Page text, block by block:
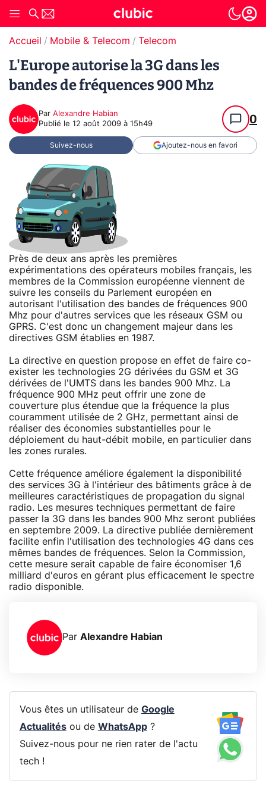
Accueil Mobile & Telecom Telecom
L'Europe autorise la 3G dans les
bandes de fréquences 900 Mhz
Par Alexandre Habian
Publié le 12 août 2009 à 15h49 0
Suivez-nous Ajoutez-nous en favori
Près de deux ans après les premières
expérimentations des opérateurs mobiles français, les
membres de la Commission européenne viennent de
suivre les conseils du Parlement européen en
autorisant l'utilisation des bandes de fréquences 900
Mhz pour d'autres services que les réseaux GSM ou
GPRS. C'est donc un changement majeur dans les
directives GSM établies en 1987.
La directive en question propose en effet de faire co-
exister les technologies 2G dérivées du GSM et 3G
dérivées de l'UMTS dans les bandes 900 Mhz. La
fréquence 900 MHz peut offrir une zone de
couverture plus étendue que la fréquence la plus
couramment utilisée de 2 GHz, permettant ainsi de
réaliser des économies substantielles pour le
déploiement du haut-débit mobile, en particulier dans
les zones rurales.
Cette fréquence améliore également la disponibilité
des services 3G à l'intérieur des bâtiments grâce à de
meilleures caractéristiques de propagation du signal
radio. Les mesures techniques permettant de faire
passer la 3G dans les bandes 900 Mhz seront publiées
en septembre 2009. La directive publiée dernièrement
facilite enfin l'utilisation des technologies 4G dans ces
mêmes bandes de fréquences. Selon la Commission,
cette mesure serait capable de faire économiser 1,6
milliard d'euros en gérant plus efficacement le spectre
radio disponible.
Par Alexandre Habian
Vous êtes un utilisateur de Google
Actualitésou de WhatsApp?
Suivez-nous pour ne rien rater de l'actu
tech !